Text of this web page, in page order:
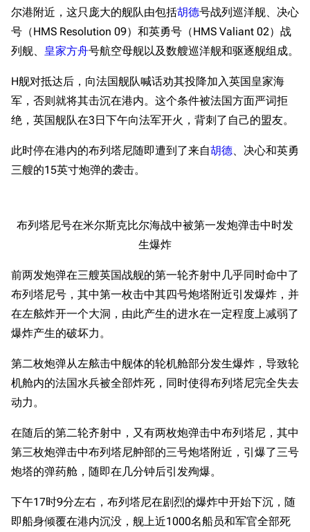
首页
最近更改
留言讨论页
新页面
帮助
资助百科
编辑规范
随便逛逛
特殊页面
上传文件
游戏系统
新手入门
推荐角色与游戏技
远征
好感度
战利品与功勋
技能
战斗机制
按编号
按类型
换装
装备图鉴
装备属性一览
尔港附近，这只庞大的舰队由包括胡德号战列巡洋舰、决心
号（HMS Resolution 09）和英勇号（HMS Valiant 02）战
列舰、 皇家方舟号航空母舰以及数艘巡洋舰和驱逐舰组成。
H舰对抵达后，向法国舰队喊话劝其投降加入英国皇家海
军，否则就将其击沉在港内。这个条件被法国方面严词拒
绝，英国舰队在3日下午向法军开火，背刺了自己的盟友。
此时停在港内的布列塔尼随即遭到了来自胡德、决心和英勇
三艘的15英寸炮弹的袭击。
布列塔尼号在米尔斯克比尔海战中被第一发炮弹击中时发
生爆炸
前两发炮弹在三艘英国战舰的第一轮齐射中几乎同时命中了
布列塔尼号，其中第一枚击中其四号炮塔附近引发爆炸，并
在左舷炸开一个大洞，由此产生的进水在一定程度上减弱了
爆炸产生的破坏力。
第二枚炮弹从左舷击中舰体的轮机舱部分发生爆炸，导致轮
机舱内的法国水兵被全部炸死，同时使得布列塔尼完全失去
动力。
在随后的第二轮齐射中，又有两枚炮弹击中布列塔尼，其中
第三枚炮弹击中布列塔尼舯部的三号炮塔附近，引爆了三号
炮塔的弹药舱，随即在几分钟后引发殉爆。
下午17时9分左右，布列塔尼在剧烈的爆炸中开始下沉，随
即船身倾覆在港内沉没，舰上近1000名船员和军官全部死